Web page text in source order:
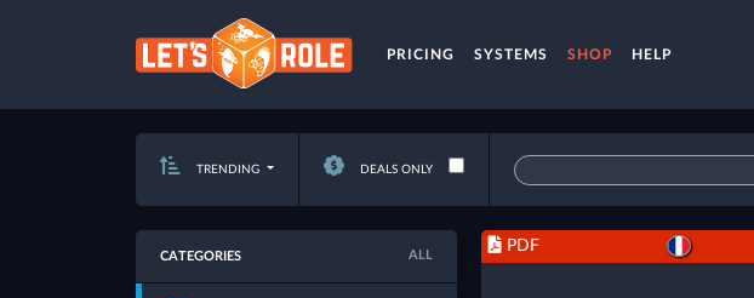
PRICING SYSTEMS SHOP HELP
TRENDING DEALS ONLY
CATEGORIES ALL
PDF